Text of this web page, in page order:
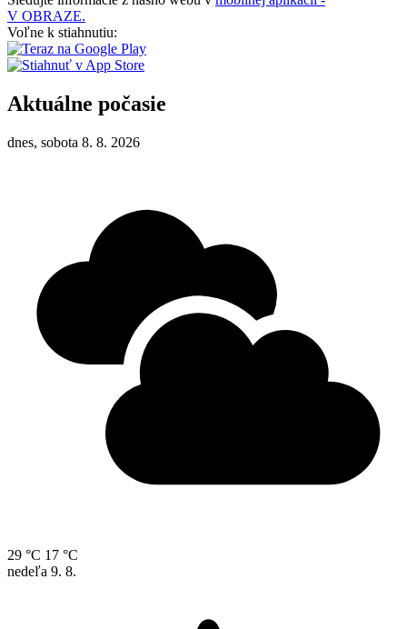
V OBRAZE.
Voľne k stiahnutiu:
Aktuálne počasie
dnes, sobota 8. 8. 2026
29 °C 17 °C
nedeľa 9. 8.